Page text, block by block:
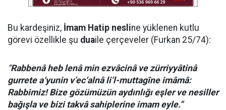
Bu kardeşiniz, İmam Hatip nesline yüklenen kutlu
görevi özellikle şu duaile çerçeveler (Furkan 25/74):
“Rabbenâ heb lenâ min ezvâcinâ ve zürriyyâtinâ
gurrete a‘yunin v’ec‘alnâ li’l-muttagîne imâmâ:
Rabbimiz! Bize gözümüzün aydınlığı eşler ve nesiller
bağışla ve bizi takvâ sahiplerine imam eyle.”